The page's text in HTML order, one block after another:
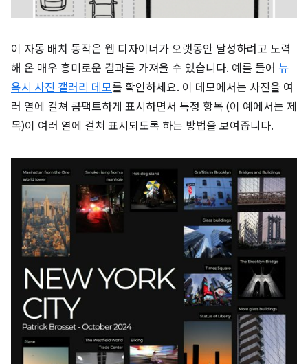
이 자동 배치 동작은 웹 디자이너가 오랫동안 달성하려고 노력
해 온 매우 흥미로운 결과를 가져올 수 있습니다. 예를 들어 뉴
욕시 사진 갤러리 데모를 확인하세요. 이 데모에서는 사진을 여
러 열에 걸쳐 콤팩트하게 표시하면서 특정 항목 (이 예에서는 제
목)이 여러 열에 걸쳐 표시되도록 하는 방법을 보여줍니다.